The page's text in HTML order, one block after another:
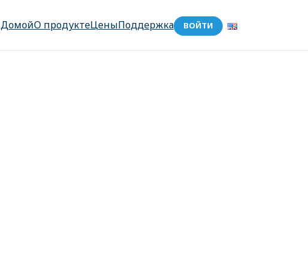
ДомойО продуктеЦеныПоддержка ВОЙТИ